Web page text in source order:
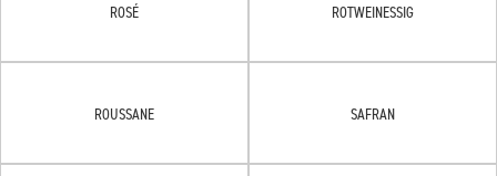
ROSÉ ROTWEINESSIG
ROUSSANE SAFRAN